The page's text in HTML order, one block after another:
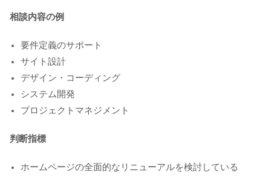
相談内容の例
要件定義のサポート
サイト設計
デザイン・コーディング
システム開発
プロジェクトマネジメント
判断指標
ホームページの全面的なリニューアルを検討している